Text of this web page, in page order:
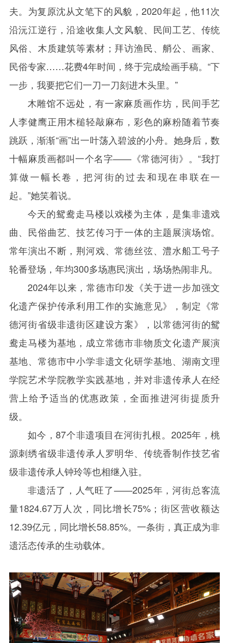
夫。为复原沈从文笔下的风貌，2020年起，他11次
沿沅江逆行，沿途收集人文风貌、民间工艺、传统
风俗、木质建筑等素材；拜访渔民、艄公、画家、
民俗专家……花费4年时间，终于完成绘画手稿。“下
一步，我要把它们一刀一刀刻进木头里。”
木雕馆不远处，有一家麻质画作坊，民间手艺
人李健鹰正用木槌轻敲麻布，彩色的麻粉随着节奏
跳跃，渐渐“画”出一叶荡入碧波的小舟。她身后，数
十幅麻质画都叫一个名字——《常德河街》。“我打
算做一幅长卷，把河街的过去和现在串联在一
起。”她笑着说。
今天的鸳鸯走马楼以戏楼为主体，是集非遗戏
曲、民俗曲艺、技艺传习于一体的主题展演场馆。
常年演出不断，荆河戏、常德丝弦、澧水船工号子
轮番登场，年均300多场惠民演出，场场热闹非凡。
2024年以来，常德市印发《关于进一步加强文
化遗产保护传承利用工作的实施意见》，制定《常
德河街省级非遗街区建设方案》，以常德河街的鸳
鸯走马楼为基地，成立常德市非物质文化遗产展演
基地、常德市中小学非遗文化研学基地、湖南文理
学院艺术学院教学实践基地，并对非遗传承人在经
营上给予适当的优惠政策，全面推进河街提质升
级。
如今，87个非遗项目在河街扎根。 2025年，桃
源刺绣省级非遗传承人罗明华、传统香制作技艺省
级非遗传承人钟玲等也相继入驻。
非遗活了，人气旺了——2025年，河街总客流
量1824.67万人次，同比增长75% ；街区营收额达
12.39亿元，同比增长58.85%。一条街，真正成为非
遗活态传承的生动载体。